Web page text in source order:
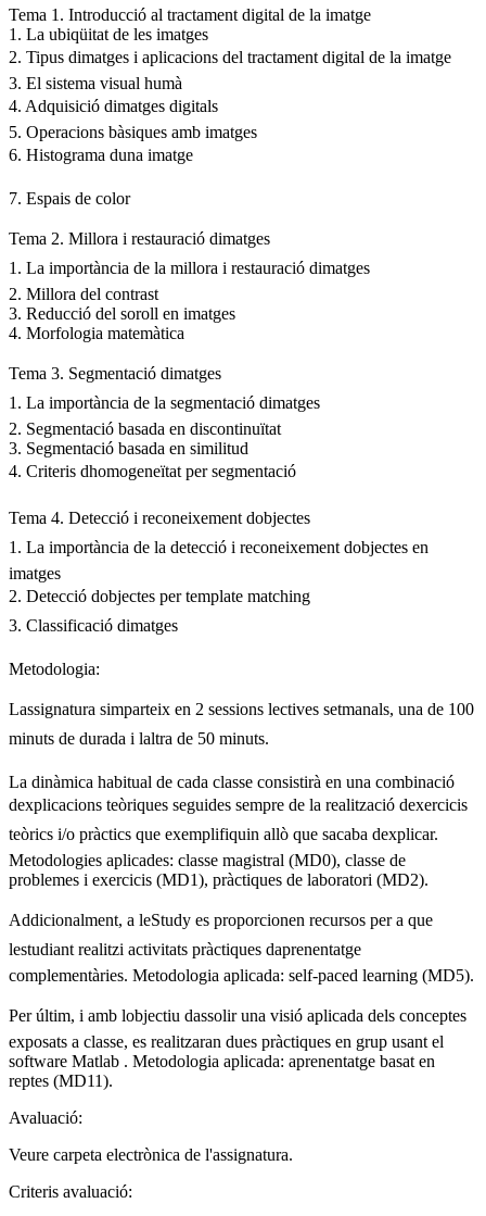
Tema 1. Introducció al tractament digital de la imatge
1. La ubiqüitat de les imatges
2. Tipus dimatges i aplicacions del tractament digital de la imatge
3. El sistema visual humà
4. Adquisició dimatges digitals
5. Operacions bàsiques amb imatges
6. Histograma duna imatge
7. Espais de color
Tema 2. Millora i restauració dimatges
1. La importància de la millora i restauració dimatges
2. Millora del contrast
3. Reducció del soroll en imatges
4. Morfologia matemàtica
Tema 3. Segmentació dimatges
1. La importància de la segmentació dimatges
2. Segmentació basada en discontinuïtat
3. Segmentació basada en similitud
4. Criteris dhomogeneïtat per segmentació
Tema 4. Detecció i reconeixement dobjectes
1. La importància de la detecció i reconeixement dobjectes en
imatges
2. Detecció dobjectes per template matching
3. Classificació dimatges
Metodologia:
Lassignatura simparteix en 2 sessions lectives setmanals, una de 100
minuts de durada i laltra de 50 minuts.
La dinàmica habitual de cada classe consistirà en una combinació
dexplicacions teòriques seguides sempre de la realització dexercicis
teòrics i/o pràctics que exemplifiquin allò que sacaba dexplicar.
Metodologies aplicades: classe magistral (MD0), classe de
problemes i exercicis (MD1), pràctiques de laboratori (MD2).
Addicionalment, a leStudy es proporcionen recursos per a que
lestudiant realitzi activitats pràctiques daprenentatge
complementàries. Metodologia aplicada: self-paced learning (MD5).
Per últim, i amb lobjectiu dassolir una visió aplicada dels conceptes
exposats a classe, es realitzaran dues pràctiques en grup usant el
software Matlab . Metodologia aplicada: aprenentatge basat en
reptes (MD11).
Avaluació:
Veure carpeta electrònica de l'assignatura.
Criteris avaluació: